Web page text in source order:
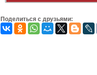
Поделиться с друзьями: